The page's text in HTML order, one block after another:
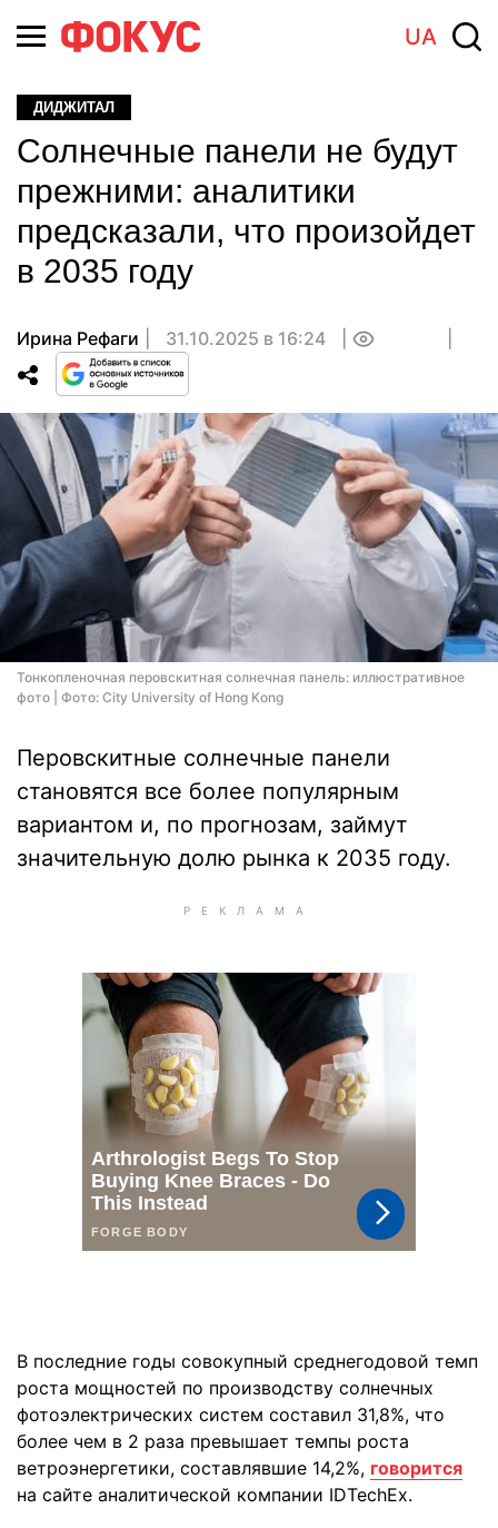
UA
ДИДЖИТАЛ
Солнечные панели не будут
прежними: аналитики
предсказали, что произойдет
в 2035 году
Ирина Рефаги 31.10.2025 в 16:24
Тонкопленочная перовскитная солнечная панель: иллюстративное
фото | Фото: City University of Hong Kong
Перовскитные солнечные панели
становятся все более популярным
вариантом и, по прогнозам, займут
значительную долю рынка к 2035 году.
В последние годы совокупный среднегодовой темп
роста мощностей по производству солнечных
фотоэлектрических систем составил 31,8%, что
более чем в 2 раза превышает темпы роста
ветроэнергетики, составлявшие 14,2%, говорится
на сайте аналитической компании IDTechEx.